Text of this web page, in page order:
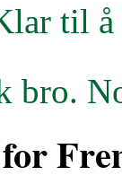
til å
bro.